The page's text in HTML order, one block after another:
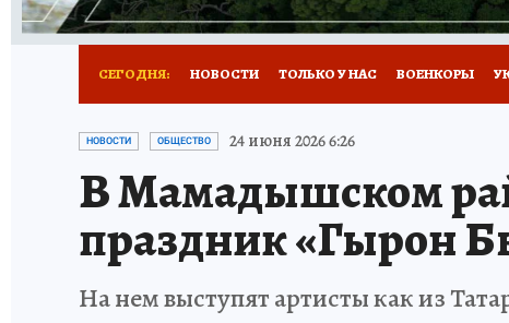
СЕГОДНЯ: НОВОСТИ ТОЛЬКО У НАС ВОЕНКОРЫ
ТЕРРИТОРИЯ ДОБРА ИСПЫТАНО НА СЕБЕ
НОВОСТИ ОБЩЕСТВО 24 июня 2026 6:26
В Мамадышском
праздник «Гырон
На нем выступят артисты как из